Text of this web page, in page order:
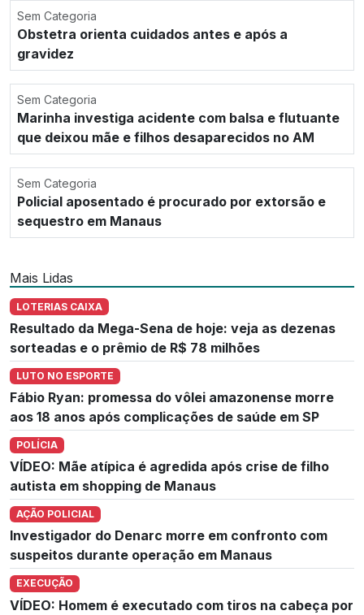
Sem Categoria
Obstetra orienta cuidados antes e após a
gravidez
Sem Categoria
Marinha investiga acidente com balsa e flutuante
que deixou mãe e filhos desaparecidos no AM
Sem Categoria
Policial aposentado é procurado por extorsão e
sequestro em Manaus
Mais Lidas
LOTERIAS CAIXA
Resultado da Mega-Sena de hoje: veja as dezenas
sorteadas e o prêmio de R$ 78 milhões
LUTO NO ESPORTE
Fábio Ryan: promessa do vôlei amazonense morre
aos 18 anos após complicações de saúde em SP
POLÍCIA
VÍDEO: Mãe atípica é agredida após crise de filho
autista em shopping de Manaus
AÇÃO POLICIAL
Investigador do Denarc morre em confronto com
suspeitos durante operação em Manaus
EXECUÇÃO
VÍDEO: Homem é executado com tiros na cabeça por